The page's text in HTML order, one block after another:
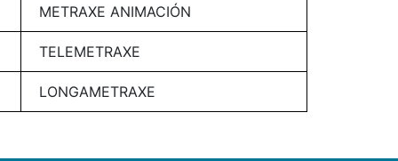
METRAXE ANIMACIÓN
TELEMETRAXE
LONGAMETRAXE